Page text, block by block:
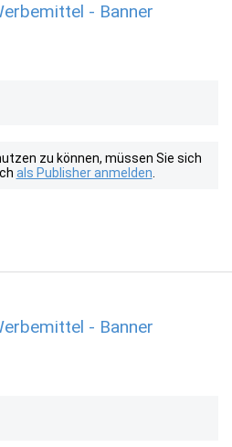
- Banner
zu können, müssen Sie sich
als Publisher anmelden
- Banner